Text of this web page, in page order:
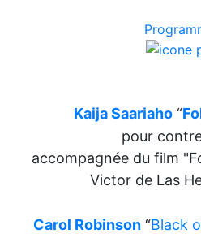
Kaija Saariaho“
pour
accompagnée du film
Victor de Las
Carol Robinson“Black